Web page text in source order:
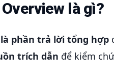
là gì?
phần trả lời tổng hợp
trích dẫn để kiểm